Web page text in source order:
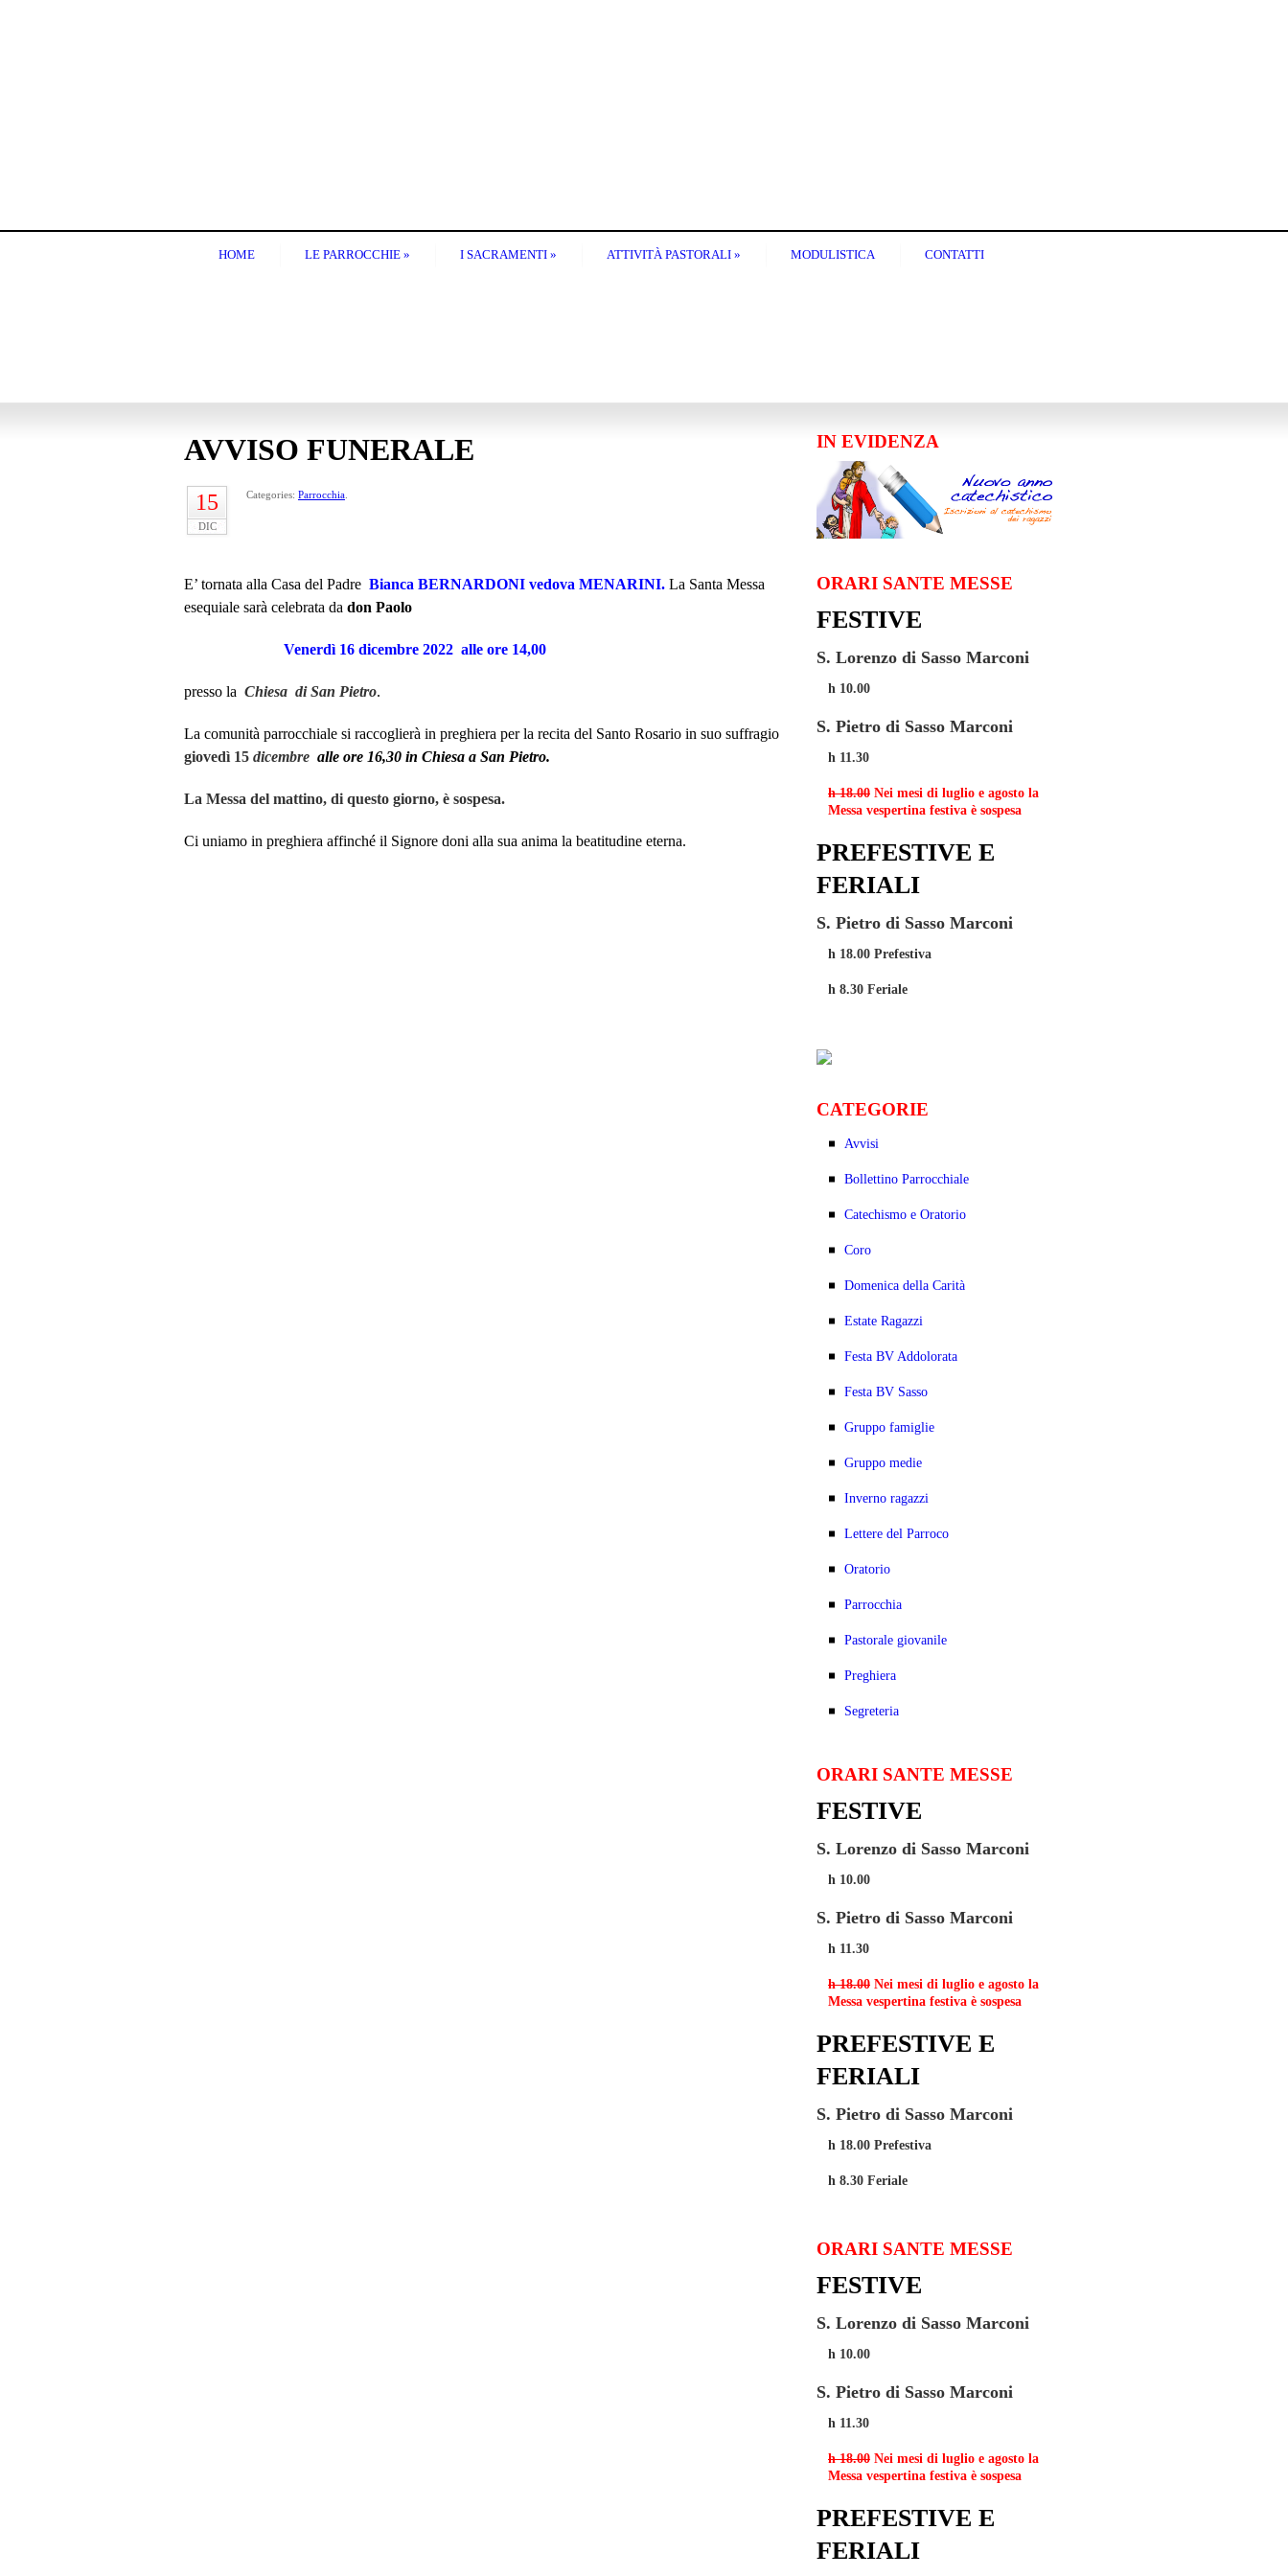
HOME LE PARROCCHIE » I SACRAMENTI » ATTIVITÀ PASTORALI » MODULISTICA CONTATTI
AVVISO FUNERALE
15
DIC
Categories: Parrocchia
E’ tornata alla Casa del Padre Bianca BERNARDONI vedova MENARINI. La Santa Messa
esequiale sarà celebrata da don Paolo
Venerdì 16 dicembre 2022 alle ore 14,00
presso la Chiesa di San Pietro.
La comunità parrocchiale si raccoglierà in preghiera per la recita del Santo Rosario in suo suffragio
giovedì 15 dicembre alle ore 16,30 in Chiesa a San Pietro.
La Messa del mattino, di questo giorno, è sospesa.
Ci uniamo in preghiera affinché il Signore doni alla sua anima la beatitudine eterna.
IN EVIDENZA
ORARI SANTE MESSE
FESTIVE
S. Lorenzo di Sasso Marconi
h 10.00
S. Pietro di Sasso Marconi
h 11.30
h 18.00 Nei mesi di luglio e agosto la
Messa vespertina festiva è sospesa
PREFESTIVE E
FERIALI
S. Pietro di Sasso Marconi
h 18.00 Prefestiva
h 8.30 Feriale
CATEGORIE
Avvisi
Bollettino Parrocchiale
Catechismo e Oratorio
Coro
Domenica della Carità
Estate Ragazzi
Festa BV Addolorata
Festa BV Sasso
Gruppo famiglie
Gruppo medie
Inverno ragazzi
Lettere del Parroco
Oratorio
Parrocchia
Pastorale giovanile
Preghiera
Segreteria
ORARI SANTE MESSE
FESTIVE
S. Lorenzo di Sasso Marconi
h 10.00
S. Pietro di Sasso Marconi
h 11.30
h 18.00 Nei mesi di luglio e agosto la
Messa vespertina festiva è sospesa
PREFESTIVE E
FERIALI
S. Pietro di Sasso Marconi
h 18.00 Prefestiva
h 8.30 Feriale
ORARI SANTE MESSE
FESTIVE
S. Lorenzo di Sasso Marconi
h 10.00
S. Pietro di Sasso Marconi
h 11.30
h 18.00 Nei mesi di luglio e agosto la
Messa vespertina festiva è sospesa
PREFESTIVE E
FERIALI